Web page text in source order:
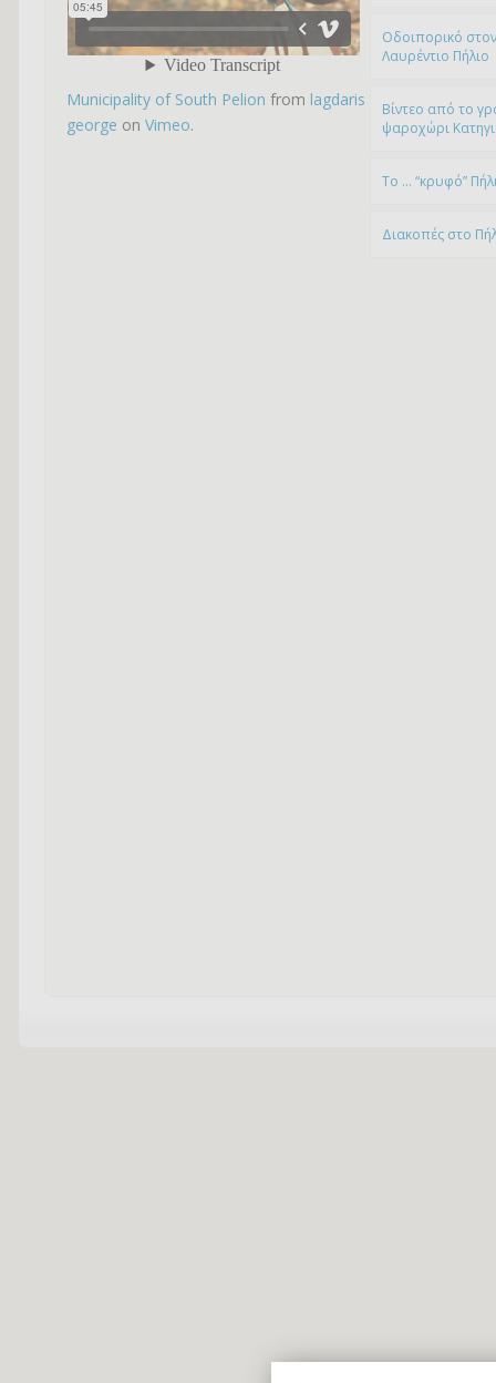
Municipality of South Pelion from lagdaris
george on Vimeo.
Οδοιπορικό
Λαυρέντιο Πήλιο
Βίντεο από το
ψαροχώρι
To … “κρυφό”
Διακοπές στο